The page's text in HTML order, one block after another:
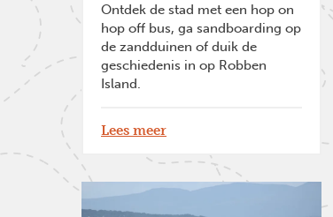
Ontdek de stad met een hop on
hop off bus, ga sandboarding op
de zandduinen of duik de
geschiedenis in op Robben
Island.
Lees meer